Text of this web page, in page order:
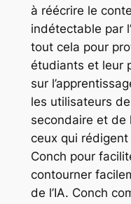
à réécrire le
indétectable par
tout cela pour
étudiants et leur
sur
les utilisateurs
secondaire et de
ceux qui
Conch pour
contourner
de l’IA. Conch